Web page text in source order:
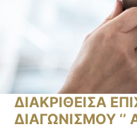
ΔΙΑΚΡΙΘΕΙΣΑ
ΔΙΑΓΩΝΙΣΜΟΥ ‘’